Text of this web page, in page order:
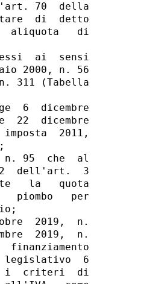
70  della
di  detto
aliquota   di
ai  sensi
2000, n. 56
311 (Tabella
6  dicembre
22  dicembre
2011,
n. 95  che  al
12  dell'art.  3
la   quota
piombo   per
2019,  n.
2019,  n.
legislativo  6
i  criteri  di